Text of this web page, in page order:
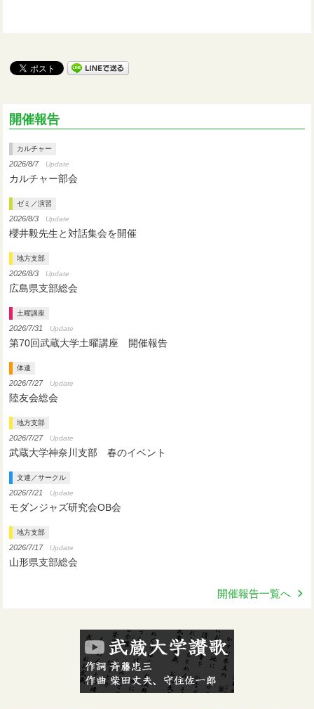
開催報告
カルチャー
2026/8/7 Update
カルチャー部会
ゼミ／演習
2026/8/3 Update
櫻井毅先生と対話集会を開催
地方支部
2026/8/3 Update
広島県支部総会
土曜講座
2026/7/31 Update
第70回武蔵大学土曜講座 開催報告
体連
2026/7/27 Update
陸友会総会
地方支部
2026/7/27 Update
武蔵大学神奈川支部 春のイベント
文連／サークル
2026/7/21 Update
モダンジャズ研究会OB会
地方支部
2026/7/17 Update
山形県支部総会
開催報告一覧へ